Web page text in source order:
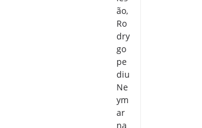
ão,
Ro
dry
go
pe
diu
Ne
ym
ar
na